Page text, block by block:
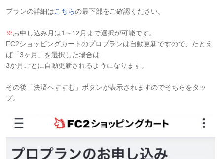
プランの詳細はこちらの最下部をご確認ください。
※お申し込み月は1～12月まで選択が可能です。
FC2ショッピングカートのプロプランは自動更新ですので、たとえ
ば「3ヶ月」を選択した場合は
3か月ごとに自動更新されるようになります。
その後「決済へすすむ」ボタンが表示されますのでそちらをタッ
プ。